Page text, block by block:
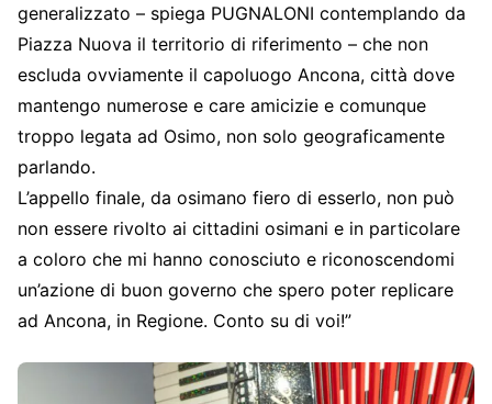
generalizzato – spiega PUGNALONI contemplando da
Piazza Nuova il territorio di riferimento – che non
escluda ovviamente il capoluogo Ancona, città dove
mantengo numerose e care amicizie e comunque
troppo legata ad Osimo, non solo geograficamente
parlando.
L’appello finale, da osimano fiero di esserlo, non può
non essere rivolto ai cittadini osimani e in particolare
a coloro che mi hanno conosciuto e riconoscendomi
un’azione di buon governo che spero poter replicare
ad Ancona, in Regione. Conto su di voi!”